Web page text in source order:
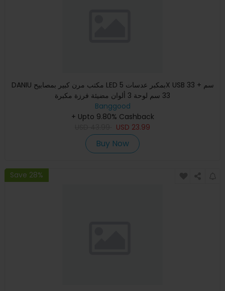
DANIU مكتب مرن كبير بمصابيح LED بمكبر عدسات 5X USB 33 سم +
33 سم لوحة 3 ألوان مضيئة فرزة مكبرة
Banggood
+ Upto 9.80% Cashback
USD 23.99
Buy Now
Save 28%